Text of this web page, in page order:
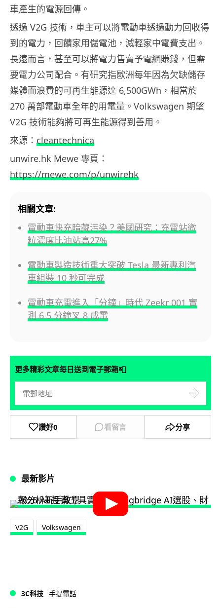
車產生的電源回傳。
透過 V2G 技術，車主可以將電動車透過動力回收得
到的電力，回饋家用儲電池，減輕家中電費支出。
長遠而言，甚至可以將電力售賣予電網賺錢，但需
要電力公司配合。有研究指歐洲每年因為欠缺儲存
媒體而浪費的可再生能源達 6,500GWh，相當於
270 萬部電動車全年的用電量。Volkswagen 期望
V2G 技術能夠將可再生能源得到善用。
來源： cleantechnica
unwire.hk Mewe 專頁：
https://mewe.com/p/unwirehk
相關文章:
電動車快充暗藏污染？美國研究：充電站微
粒濃度比油站高27%
電動車製造技術重大突破 Tesla 最新專利汽
車組裝 10 秒可完成
電動車充電進入「分鐘」時代 Zeekr 001 實
測 6.5 分鐘叉 8 成電
更多精彩文章每日送到電子郵箱📮
讚好0 看留言 分享
最新影片
V2G Volkswagen
3C科技 手提電話